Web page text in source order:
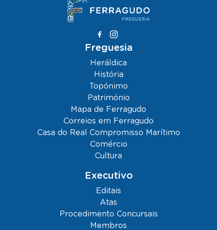
Freguesia
Heráldica
História
Topónimo
Património
Mapa de Ferragudo
Correios em Ferragudo
Casa do Real Compromisso Marítimo
Comércio
Cultura
Executivo
Editais
Atas
Procedimento Concursais
Membros